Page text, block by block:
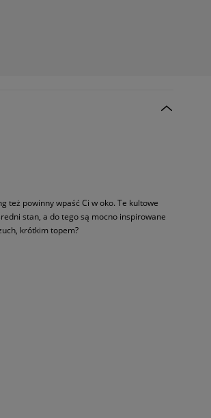
też powinny wpaść Ci w oko. Te kultowe
stan, a do tego są mocno inspirowane
krótkim topem?